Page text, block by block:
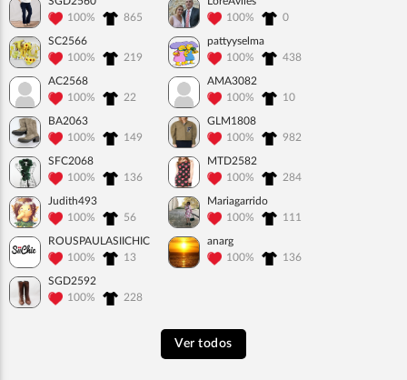
100%
865
100%
0
SC2566
100%
219
pattyyselma
100%
438
AC2568
100%
22
AMA3082
100%
10
BA2063
100%
149
GLM1808
100%
982
SFC2068
100%
136
MTD2582
100%
284
Judith493
100%
56
Mariagarrido
100%
111
ROUSPAULASIICHIC
100%
13
anarg
100%
136
SGD2592
100%
228
Ver todos